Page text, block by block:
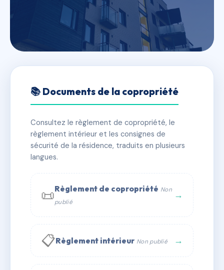
SDC ETOILE
⚠ IMMATRICULEE_RATTACHEMENT_EXPIRE
🏠 4 lots
🏗 1 bâtiment(s)
📞 Contacter Syndic Digital 💬 WhatsApp
✉ Email
📚 Documents de la copropriété
Consultez le règlement de copropriété, le
règlement intérieur et les consignes de
sécurité de la résidence, traduits en plusieurs
langues.
📜Règlement de copropriété Non
publié
→
📋Règlement intérieur Non publié →